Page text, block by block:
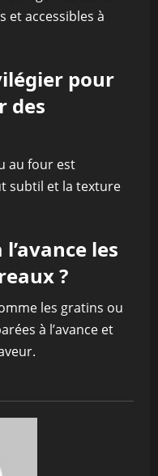
et accessibles à
pour
des
au four est
subtil et la texture
les
?
les gratins ou
à l’avance et